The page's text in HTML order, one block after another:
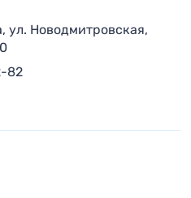
ул. Новодмитровская,
82